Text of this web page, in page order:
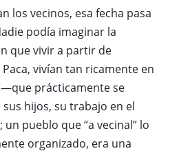
los vecinos, esa fecha pasa
podía imaginar la
que vivir a partir de
vivían tan ricamente en
prácticamente se
hijos, su trabajo en el
pueblo que “a vecinal” lo
organizado, era una